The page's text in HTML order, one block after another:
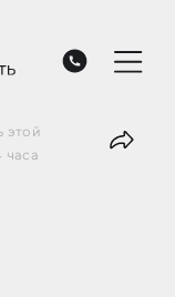
этой
часа